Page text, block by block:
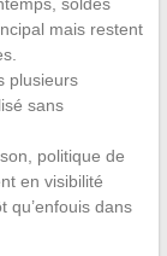
mais restent
plusieurs
sans
politique de
en visibilité
qu’enfouis dans